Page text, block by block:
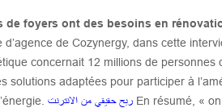
de foyers ont des besoins en
de Cozynergy, dans cette
concernait 12 millions de personnes
solutions adaptées pour participer à
ربح حقيقي من الانترنت En résumé, «